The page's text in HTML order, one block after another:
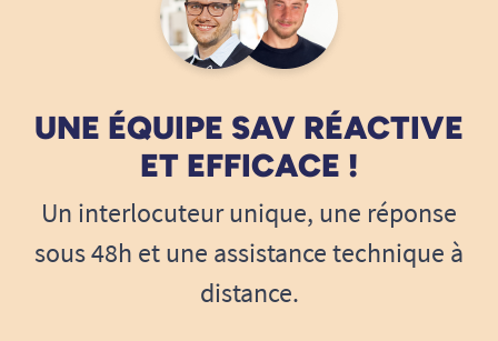
propulsion manuelle ni l’accès aux mains
courantes.
transport du fauteuil.
Attention : Ce modèle n’est pas compatible
les fauteuils équipés de mains courantes à 5
pattes (cas rare). Avant toute commande,
veuillez vérifier ce point sur votre fauteuil.
Comment choisir la bonne flasque
Superman étoile pour votre fauteuil
UNE ÉQUIPE SAV RÉACTIVE
ET EFFICACE !
Un interlocuteur unique, une réponse
sous 48h et une assistance technique à
distance.